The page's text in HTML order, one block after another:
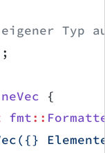
Typ
{
fmt::